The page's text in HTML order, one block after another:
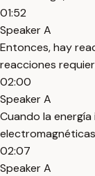
01:52
Speaker A
Entonces, hay
reacciones
02:00
Speaker A
Cuando la
02:07
Speaker A